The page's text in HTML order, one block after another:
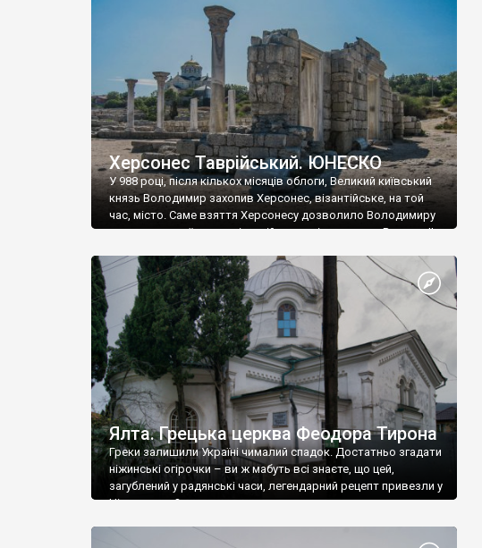
візантійської доби. Раритети викрадені з фондів об’єкту
культурної спадщини ЮНЕСКО «Херсонеса Таврійського».
Офіційно – на виставку «Золото Візантії», але експерти та
влада в Україні вважають це лише […]
Херсонес Таврійський. ЮНЕСКО
У 988 році, після кількох місяців облоги, Великий київський
князь Володимир захопив Херсонес, візантійське, на той
час, місто. Саме взяття Херсонесу дозволило Володимиру
диктувати свої умови візантійському імператору Василю ІІ,
Херсонесі Володимир-язичник, став Василем-
християнином. А потім було Хрещення Русі. На честь
Херсонесу Таврійського названо місто […]
Ялта. Грецька церква Феодора Тирона
Греки залишили Україні чималий спадок. Достатньо згадати
ніжинські огірочки – ви ж мабуть всі знаєте, що цей,
загублений у радянські часи, легендарний рецепт привезли у
Ніжин греки?